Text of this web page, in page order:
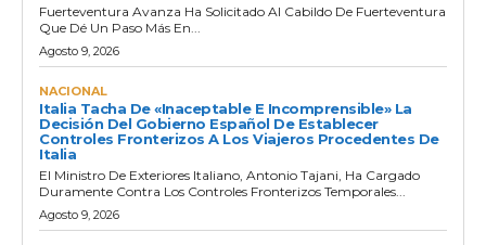
Fuerteventura Avanza Ha Solicitado Al Cabildo De Fuerteventura
Que Dé Un Paso Más En...
Agosto 9, 2026
NACIONAL
Italia Tacha De «inaceptable E Incomprensible» La
Decisión Del Gobierno Español De Establecer
Controles Fronterizos A Los Viajeros Procedentes De
Italia
El Ministro De Exteriores Italiano, Antonio Tajani, Ha Cargado
Duramente Contra Los Controles Fronterizos Temporales...
Agosto 9, 2026